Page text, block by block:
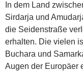
In dem Land
Sirdarja und
die Seidenstraße
erhalten. Die vielen
Buchara und
Augen der Europäer